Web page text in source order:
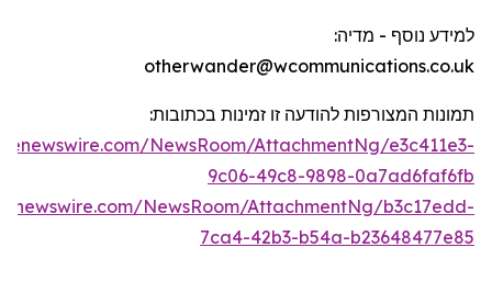
למידע נוסף - מדיה:
otherwander@wcommunications.co.uk
תמונות המצורפות להודעה זו זמינות בכתובות:
NewsRoom/AttachmentNg/e3c411e3-
9c06-49c8-9898-0a7ad6faf6fb
NewsRoom/AttachmentNg/b3c17edd-
7ca4-42b3-b54a-b23648477e85